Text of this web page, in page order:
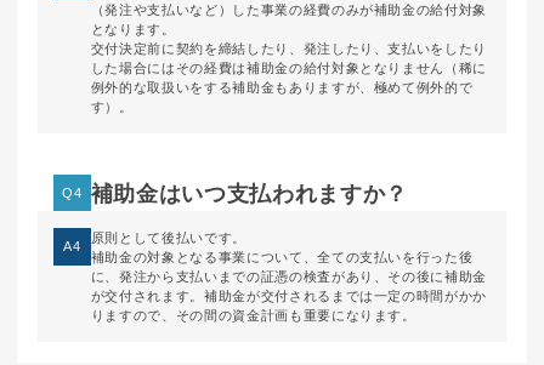
（発注や支払いなど）した事業の経費のみが補助金の給付対象
となります。
交付決定前に契約を締結したり、発注したり、支払いをしたり
した場合にはその経費は補助金の給付対象となりません（稀に
例外的な取扱いをする補助金もありますが、極めて例外的で
す）。
Q4 補助金はいつ支払われますか？
A4
原則として後払いです。
補助金の対象となる事業について、全ての支払いを行った後
に、発注から支払いまでの証憑の検査があり、その後に補助金
が交付されます。補助金が交付されるまでは一定の時間がかか
りますので、その間の資金計画も重要になります。